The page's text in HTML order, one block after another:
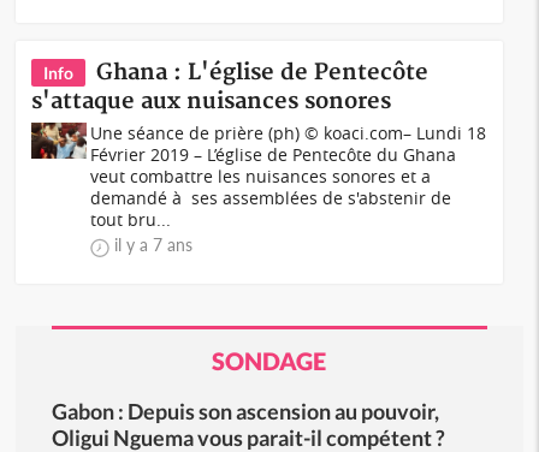
Info
Ghana : L'église de Pentecôte
s'attaque aux nuisances sonores
Une séance de prière (ph) © koaci.com– Lundi 18
Février 2019 – L’église de Pentecôte du Ghana
veut combattre les nuisances sonores et a
demandé à ses assemblées de s'abstenir de
tout bru...
il y a 7 ans
SONDAGE
Gabon : Depuis son ascension au pouvoir,
Oligui Nguema vous parait-il compétent ?